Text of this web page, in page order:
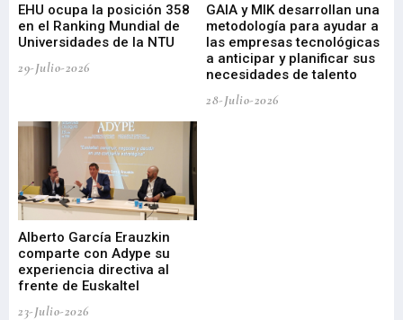
EHU ocupa la posición 358
en el Ranking Mundial de
Universidades de la NTU
29-Julio-2026
GAIA y MIK desarrollan una
metodología para ayudar a
las empresas tecnológicas
a anticipar y planificar sus
necesidades de talento
28-Julio-2026
Alberto García Erauzkin
comparte con Adype su
experiencia directiva al
frente de Euskaltel
23-Julio-2026